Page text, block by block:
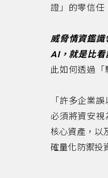
證」的零信任
威脅情資鑑
AI，就是比看
此如何透過
「許多企業
必須將資安視
核心資產，以
確量化防禦投